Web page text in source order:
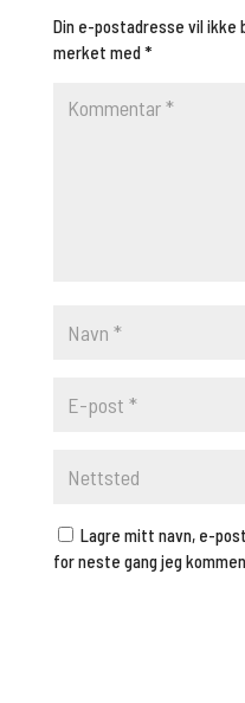
Din e-postadresse vil ikke
merket med*
Lagre mitt navn, e-
for neste gang jeg